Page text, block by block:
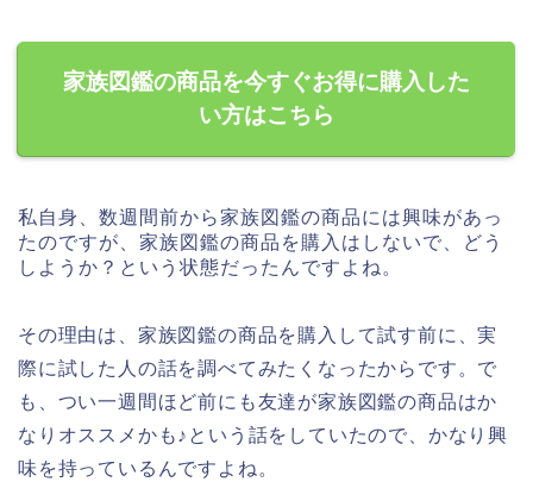
家族図鑑の商品を今すぐお得に購入した
い方はこちら
私自身、数週間前から家族図鑑の商品には興味があっ
たのですが、家族図鑑の商品を購入はしないで、どう
しようか？という状態だったんですよね。
その理由は、家族図鑑の商品を購入して試す前に、実
際に試した人の話を調べてみたくなったからです。で
も、つい一週間ほど前にも友達が家族図鑑の商品はか
なりオススメかも♪という話をしていたので、かなり興
味を持っているんですよね。